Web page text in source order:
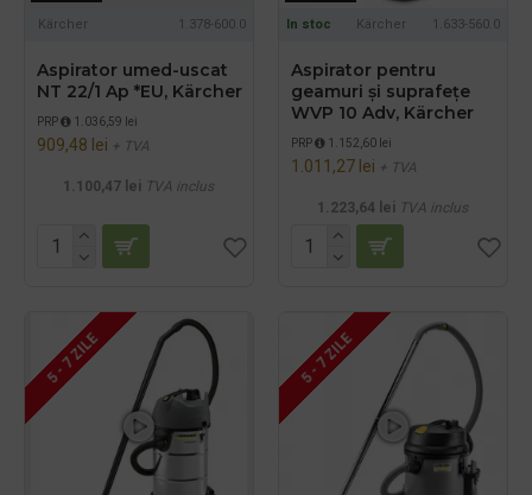
Kärcher 1.378-600.0
Aspirator umed-uscat
NT 22/1 Ap *EU, Kärcher
PRP 1.036,59 lei
909,48 lei + TVA
1.100,47 lei TVA inclus
In stoc Kärcher 1.633-560.0
Aspirator pentru
geamuri și suprafețe
WVP 10 Adv, Kärcher
PRP 1.152,60 lei
1.011,27 lei + TVA
1.223,64 lei TVA inclus
5 - 7 ZILE 5 - 7 ZILE